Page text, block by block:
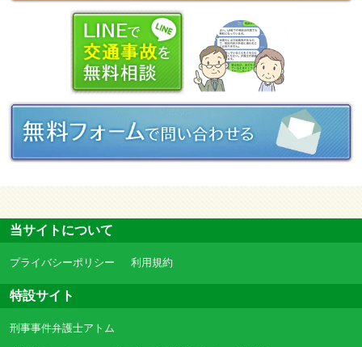
当サイトについて
プライバシーポリシー 利用規約
特設サイト
刑事事件弁護士アトム